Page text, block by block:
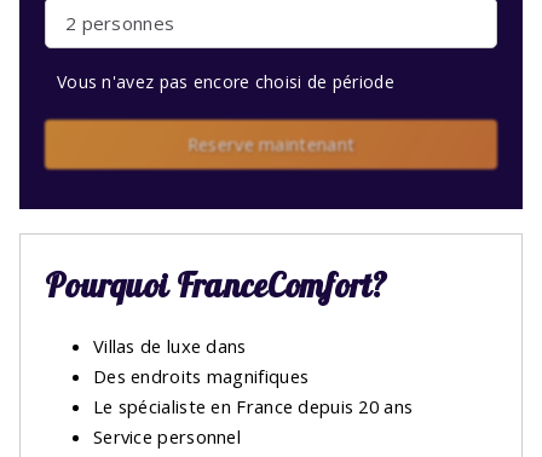
2 personnes
Vous n'avez pas encore choisi de période
Reserve maintenant
Pourquoi FranceComfort?
Villas de luxe dans
Des endroits magnifiques
Le spécialiste en France depuis 20 ans
Service personnel